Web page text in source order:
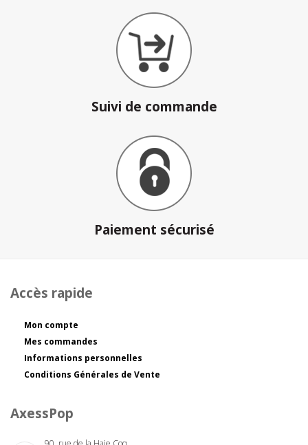
Suivi de commande
Paiement sécurisé
Accès rapide
Mon compte
Mes commandes
Informations personnelles
Conditions Générales de Vente
AxessPop